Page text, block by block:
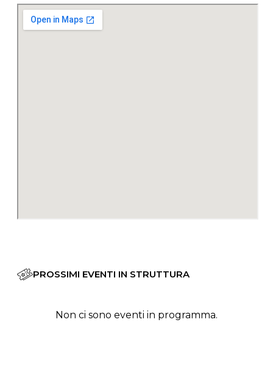
PROSSIMI EVENTI IN STRUTTURA
Non ci sono eventi in programma.